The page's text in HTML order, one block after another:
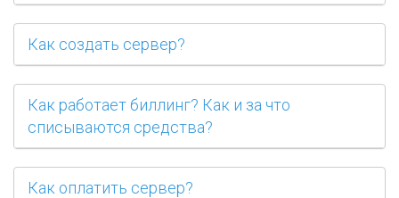
Как создать сервер?
Как работает биллинг? Как и за что
списываются средства?
Как оплатить сервер?